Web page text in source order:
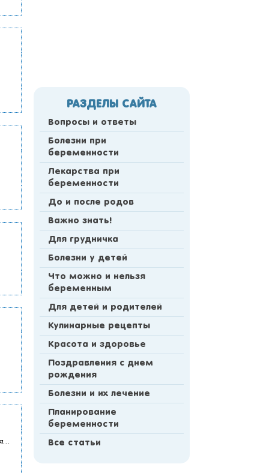
РАЗДЕЛЫ САЙТА
Вопросы и ответы
Болезни при
беременности
Лекарства при
беременности
До и после родов
Важно знать!
Для грудничка
Болезни у детей
Что можно и нельзя
беременным
Для детей и родителей
Кулинарные рецепты
Красота и здоровье
Поздравления с днем
рождения
Болезни и их лечение
Планирование
беременности
Все статьи